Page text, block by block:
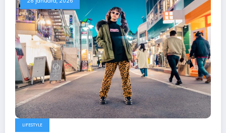
LIFESTYLE